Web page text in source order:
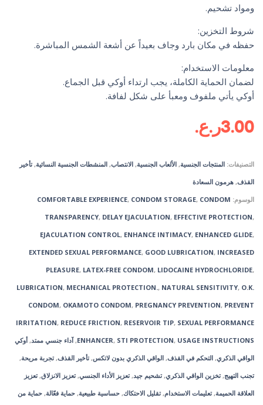
ومواد تشحيم.
شروط التخزين:
حفظه في مكان بارد وجاف بعيداً عن أشعة الشمس المباشرة.
معلومات الاستخدام:
لضمان الحماية الكاملة، يجب ارتداء أوكي قبل الجماع.
أوكي يأتي ملفوف ومعبأ على شكل لفافة.
3.00ر.ع.
التصنيفات: المنتجات الجنسية, الألعاب الجنسية, الانتصاب, المنشطات الجنسية النسائية,تأخير
القذف, هرمون السعادة
الوسوم:
COMFORTABLE EXPERIENCE, CONDOM STORAGE, CONDOM
TRANSPARENCY, DELAY EJACULATION, EFFECTIVE PROTECTION,
EJACULATION CONTROL, ENHANCE INTIMACY, ENHANCED GLIDE,
EXTENDED SEXUAL PERFORMANCE, GOOD LUBRICATION, INCREASED
PLEASURE, LATEX-FREE CONDOM, LIDOCAINE HYDROCHLORIDE,
LUBRICATION, MECHANICAL PROTECTION., NATURAL SENSITIVITY, O.K.
CONDOM, OKAMOTO CONDOM, PREGNANCY PREVENTION, PREVENT
IRRITATION, REDUCE FRICTION, RESERVOIR TIP, SEXUAL PERFORMANCE
ENHANCER, STI PROTECTION, USAGE INSTRUCTIONS
,آداء جنسي ممتد, أوكي
الواقي الذكري, التحكم في القذف, الواقي الذكري بدون لاتكس,تأخير القذف,تجربة مريحة,
تجنب التهيج,تخزين الواقي الذكري,تشحيم جيد,تعزيز الأداء الجنسي,تعزيز الانزلاق,تعزيز
العلاقة الحميمة,تعليمات الاستخدام,تقليل الاحتكاك, حساسية طبيعية, حماية فعّالة, حماية من